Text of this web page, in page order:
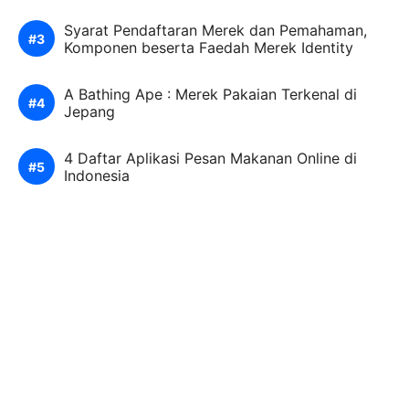
Syarat Pendaftaran Merek dan Pemahaman,
Komponen beserta Faedah Merek Identity
A Bathing Ape : Merek Pakaian Terkenal di
Jepang
4 Daftar Aplikasi Pesan Makanan Online di
Indonesia